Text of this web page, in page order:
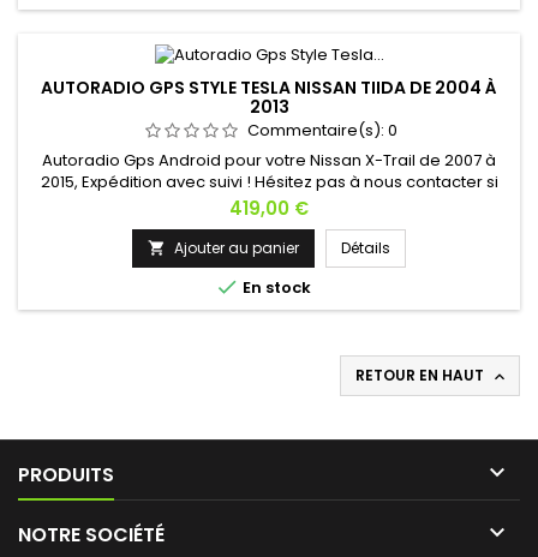
AUTORADIO GPS STYLE TESLA NISSAN TIIDA DE 2004 À
2013
Commentaire(s): 0
Autoradio Gps Android pour votre Nissan X-Trail de 2007 à
2015, Expédition avec suivi ! Hésitez pas à nous contacter si
vous avez une question !
Prix
419,00 €
 Ajouter au panier Détails
 En stock
RETOUR EN HAUT 
PRODUITS 
NOTRE SOCIÉTÉ 